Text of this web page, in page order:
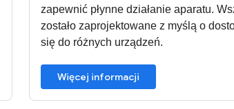
zapewnić płynne działanie aparatu.
zostało zaprojektowane z myślą o
się do różnych urządzeń.
Więcej informacji